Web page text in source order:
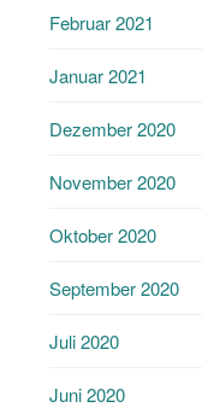
Februar 2021
Januar 2021
Dezember 2020
November 2020
Oktober 2020
September 2020
Juli 2020
Juni 2020